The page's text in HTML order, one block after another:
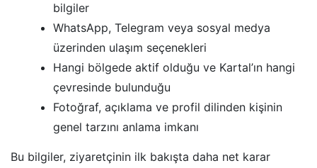
bilgiler
WhatsApp, Telegram veya sosyal medya
üzerinden ulaşım seçenekleri
Hangi bölgede aktif olduğu ve Kartal’ın hangi
çevresinde bulunduğu
Fotoğraf, açıklama ve profil dilinden kişinin
genel tarzını anlama imkanı
Bu bilgiler, ziyaretçinin ilk bakışta daha net karar